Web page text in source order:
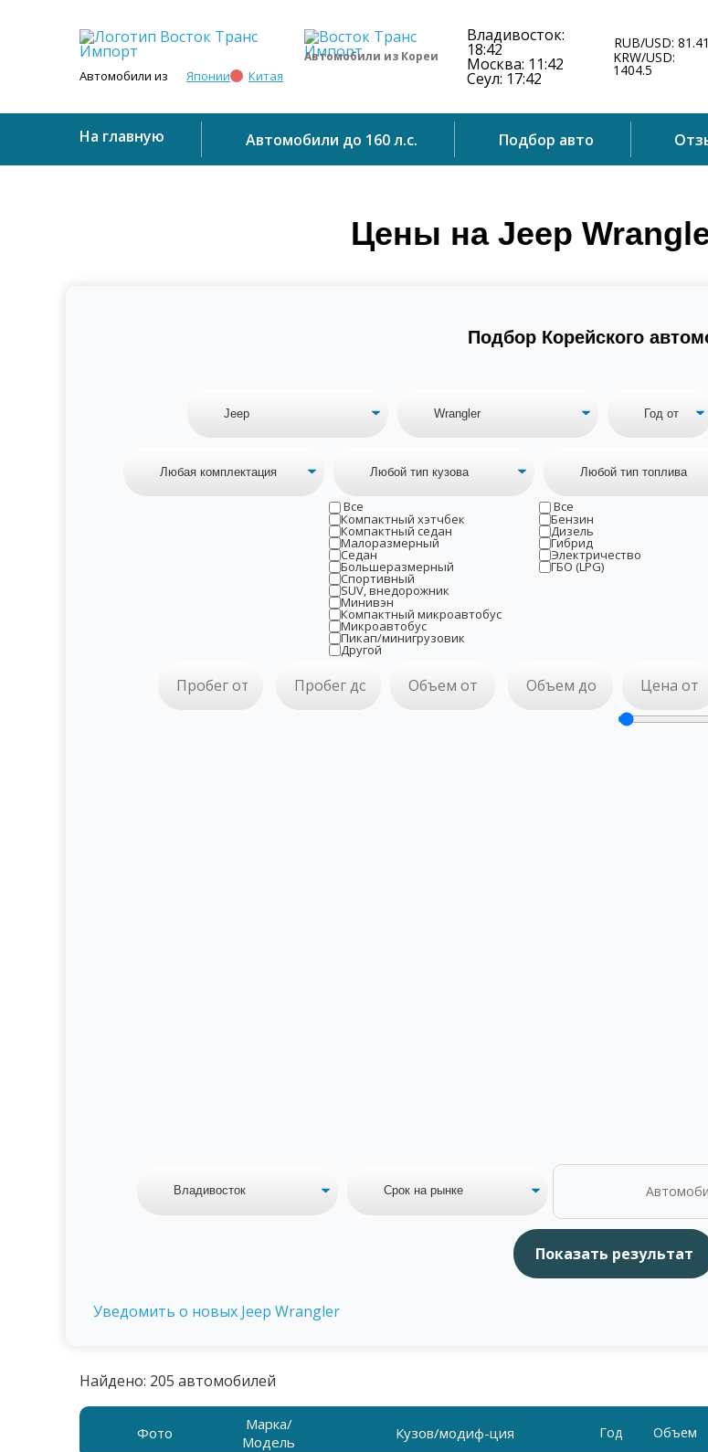
Автомобили из Кореи
Автомобили из Японии Китая
Владивосток:
18:42
Москва: 11:42
Сеул: 17:42
RUB/USD: 81.41
KRW/USD:
1404.5
На главную Автомобили до 160 л.с. Подбор авто
Цены на Jeep
Подбор Корейского
Все
Компактный хэтчбек
Компактный седан
Малоразмерный
Седан
Большеразмерный
Спортивный
SUV, внедорожник
Минивэн
Компактный микроавтобус
Микроавтобус
Пикап/минигрузовик
Другой
Все
Бензин
Дизель
Гибрид
Электричество
ГБО (LPG)
Уведомить о новых Jeep Wrangler
Найдено: 205 автомобилей
Фото
Марка/
Модель
Кузов/модиф-ция Год Объем